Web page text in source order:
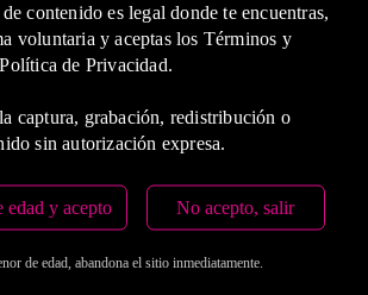
contenido es legal donde te encuentras,
voluntaria y aceptas los Términos y
de Privacidad.
captura, grabación, redistribución o
sin autorización expresa.
edad y acepto No acepto, salir
de edad, abandona el sitio inmediatamente.
5 Horas
1,300,000.00